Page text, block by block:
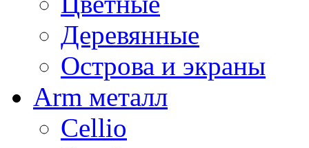
Деревянные
Острова и экраны
Arm металл
Cellio